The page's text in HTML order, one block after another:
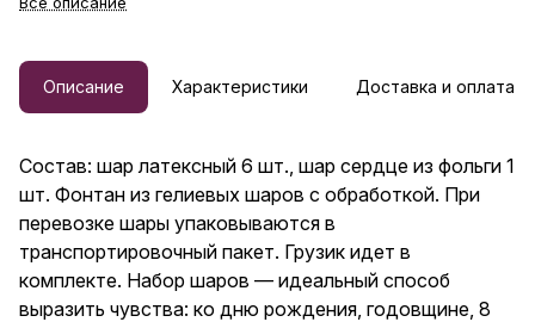
транспортировочный пакет.
Набор шаров — идеальный
способ выразить чувства: ко
дню рождения, годовщине, 8
бабушки и дедушки или просто
в знак внимания и заботы.
Гелиевые шары — отличный
подарок бабушке, маме,
любимой женщине, жене,
подруге, сестре, друзьям и
коллеге.
Описание Характеристики Доставка и оплата
Состав: шар латексный 6 шт., шар сердце из фольги 1
шт. Фонтан из гелиевых шаров с обработкой. При
перевозке шары упаковываются в
транспортировочный пакет. Грузик идет в
комплекте. Набор шаров — идеальный способ
выразить чувства: ко дню рождения, годовщине, 8